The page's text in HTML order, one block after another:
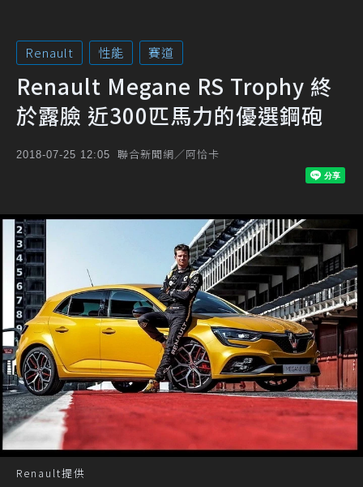
Renault 性能 賽道
Renault Megane RS Trophy 終
於露臉 近300匹馬力的優選鋼砲
2018-07-25 12:05 聯合新聞網／阿恰卡
Renault提供